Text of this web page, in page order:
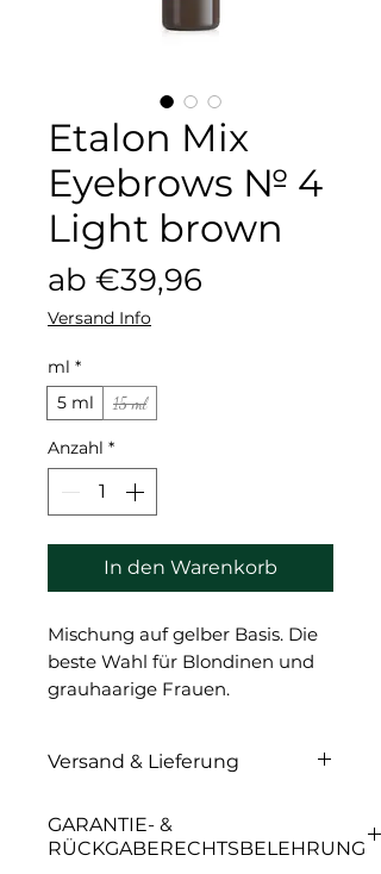
Etalon Mix
Eyebrows № 4
Light brown
ab €39,96
Versand Info
ml *
5 ml
15 ml
Anzahl *
In den Warenkorb
Mischung auf gelber Basis. Die
beste Wahl für Blondinen und
grauhaarige Frauen.
Nr. 11“. Ideal zum Abdecken der
Zum Überlagern von Rot- und
Violetttönen; Zusammen mit
Versand & Lieferung
GARANTIE- &
RÜCKGABERECHTSBELEHRUNG